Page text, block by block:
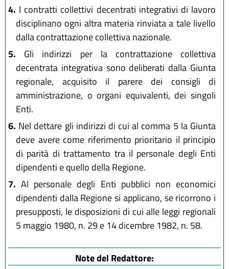
4. I contratti collettivi decentrati integrativi di lavoro
disciplinano ogni altra materia rinviata a tale livello
dalla contrattazione collettiva nazionale.
5. Gli indirizzi per la contrattazione collettiva
decentrata integrativa sono deliberati dalla Giunta
regionale, acquisito il parere dei consigli di
amministrazione, o organi equivalenti, dei singoli
Enti.
6. Nel dettare gli indirizzi di cui al comma 5 la Giunta
deve avere come riferimento prioritario il principio
di parità di trattamento tra il personale degli Enti
dipendenti e quello della Regione.
7. Al personale degli Enti pubblici non economici
dipendenti dalla Regione si applicano, se ricorrono i
presupposti, le disposizioni di cui alle leggi regionali
5 maggio 1980, n. 29 e 14 dicembre 1982, n. 58.
Note del Redattore: